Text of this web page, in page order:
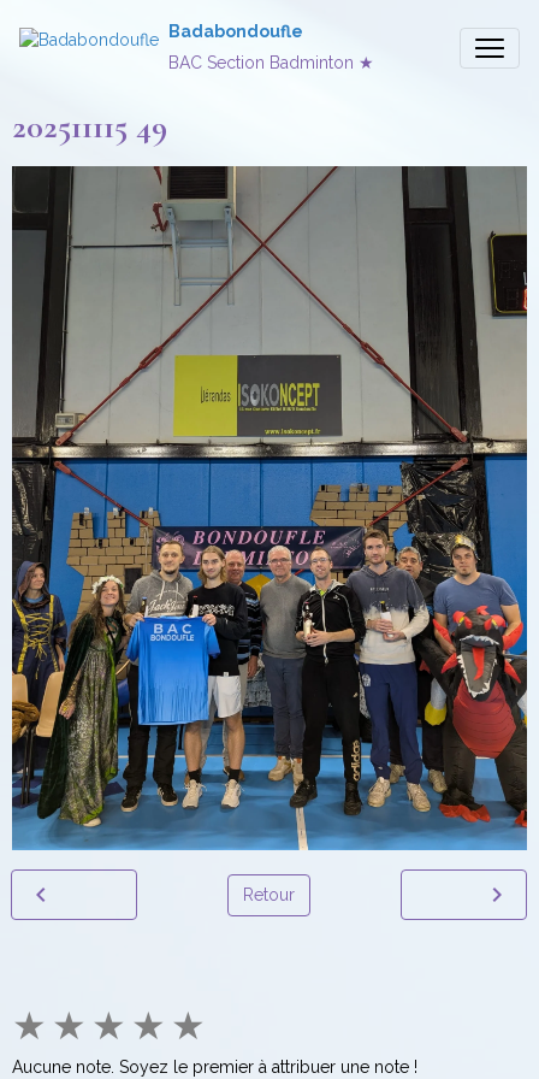
Badabondoufle
BAC Section Badminton ★
202511115 49
Retour
★ ★ ★ ★ ★
Aucune note. Soyez le premier à attribuer une note !